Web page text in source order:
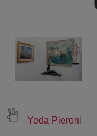
Yeda Pieroni